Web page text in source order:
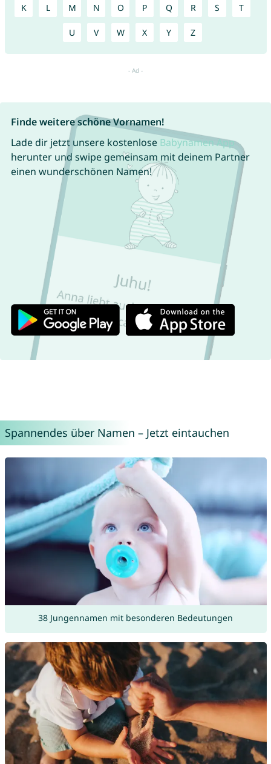
K L M N O P Q R S T
U V W X Y Z
Finde weitere schöne Vornamen!
Lade dir jetzt unsere kostenlose Babynamen App
herunter und swipe gemeinsam mit deinem Partner
einen wunderschönen Namen!
Spannendes über Namen – Jetzt eintauchen
38 Jungennamen mit besonderen Bedeutungen